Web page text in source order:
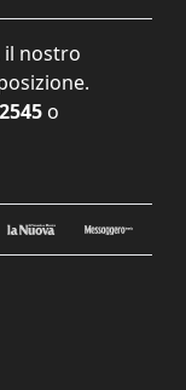
il nostro
o